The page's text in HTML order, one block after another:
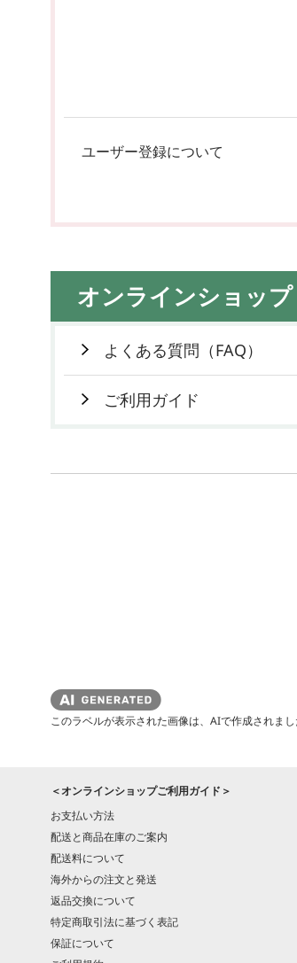
ユーザー登録について
オンラインショップ
よくある質問（FAQ）
ご利用ガイド
このラベルが表示された画像は、AIで作成されまし
＜オンラインショップご利用ガイド＞
お支払い方法
配送と商品在庫のご案内
配送料について
海外からの注文と発送
返品交換について
特定商取引法に基づく表記
保証について